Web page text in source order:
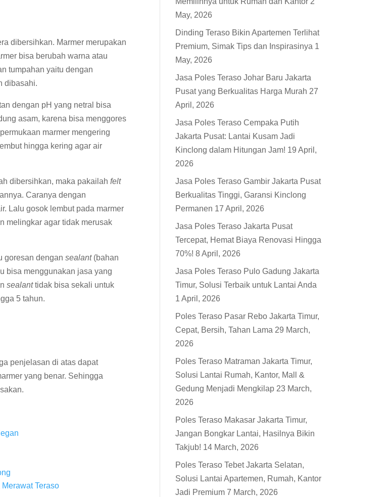
dibersihkan. Marmer merupakan
bisa berubah warna atau
tumpahan yaitu dengan
dibasahi.
dengan pH yang netral bisa
asam, karena bisa menggores
marmer mengering
hingga kering agar air
dibersihkan, maka pakailahfelt
Caranya dengan
Lalu gosok lembut pada marmer
melingkar agar tidak merusak
goresan dengansealant (bahan
bisa menggunakan jasa yang
sealanttidak bisa sekali untuk
5 tahun.
penjelasan di atas dapat
yang benar. Sehingga
Teraso
May, 2026
Dinding Teraso Bikin Apartemen Terlihat
Premium, Simak Tips dan Inspirasinya 1
May, 2026
Jasa Poles Teraso Johar Baru Jakarta
Pusat yang Berkualitas Harga Murah 27
April, 2026
Jasa Poles Teraso Cempaka Putih
Jakarta Pusat: Lantai Kusam Jadi
Kinclong dalam Hitungan Jam! 19 April,
2026
Jasa Poles Teraso Gambir Jakarta Pusat
Berkualitas Tinggi, Garansi Kinclong
Permanen 17 April, 2026
Jasa Poles Teraso Jakarta Pusat
Tercepat, Hemat Biaya Renovasi Hingga
70%! 8 April, 2026
Jasa Poles Teraso Pulo Gadung Jakarta
Timur, Solusi Terbaik untuk Lantai Anda
1 April, 2026
Poles Teraso Pasar Rebo Jakarta Timur,
Cepat, Bersih, Tahan Lama 29 March,
2026
Poles Teraso Matraman Jakarta Timur,
Solusi Lantai Rumah, Kantor, Mall &
Gedung Menjadi Mengkilap 23 March,
2026
Poles Teraso Makasar Jakarta Timur,
Jangan Bongkar Lantai, Hasilnya Bikin
Takjub! 14 March, 2026
Poles Teraso Tebet Jakarta Selatan,
Solusi Lantai Apartemen, Rumah, Kantor
Jadi Premium 7 March, 2026